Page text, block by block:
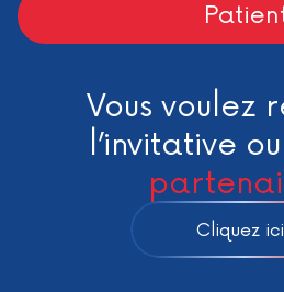
Vous voulez
l’invitative
Cliquez